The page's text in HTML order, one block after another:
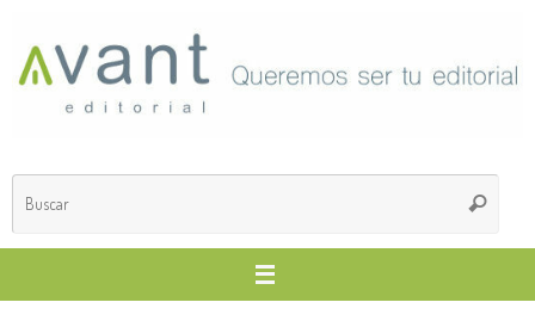
contenido
Buscar